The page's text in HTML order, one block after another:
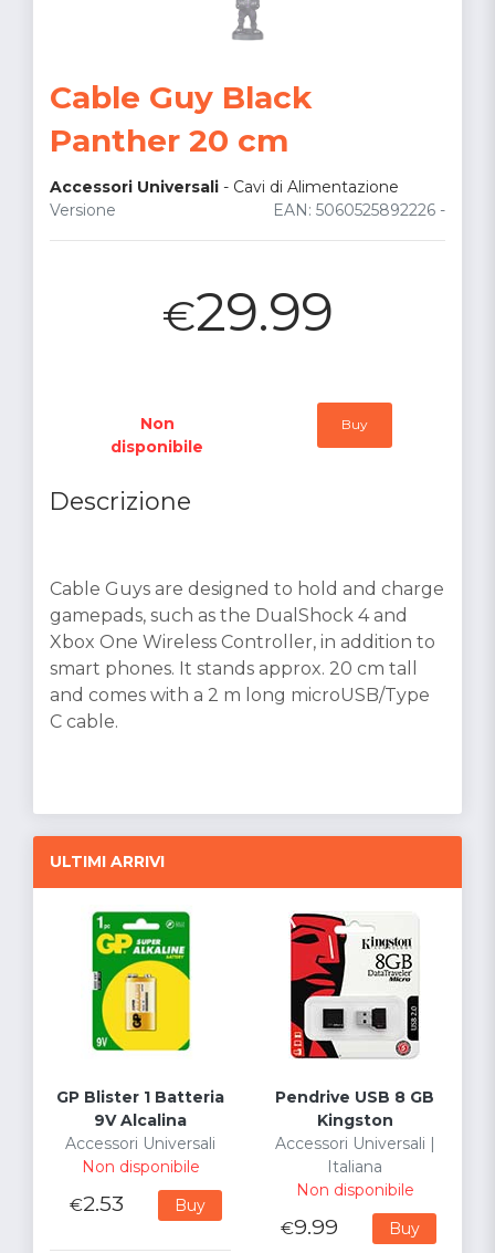
Cable Guy Black
Panther 20 cm
Accessori Universali - Cavi di Alimentazione
EAN: 5060525892226 -
Versione
€29.99
Non
disponibile
Buy
Descrizione
Cable Guys are designed to hold and charge
gamepads, such as the DualShock 4 and
Xbox One Wireless Controller, in addition to
smart phones. It stands approx. 20 cm tall
and comes with a 2 m long microUSB/Type
C cable.
ULTIMI ARRIVI
GP Blister 1 Batteria
9V Alcalina
Accessori Universali
Non disponibile
€2.53 Buy
Pendrive USB 8 GB
Kingston
Accessori Universali |
Italiana
Non disponibile
€9.99 Buy